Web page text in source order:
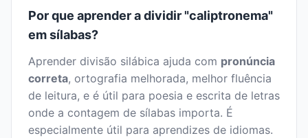
Por que aprender a dividir "caliptronema"
em sílabas?
Aprender divisão silábica ajuda com pronúncia
correta, ortografia melhorada, melhor fluência
de leitura, e é útil para poesia e escrita de letras
onde a contagem de sílabas importa. É
especialmente útil para aprendizes de idiomas.